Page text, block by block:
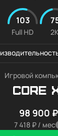
103
Full HD 2K
Игровой
Core
98 900 ₽
7 418 ₽ / мес